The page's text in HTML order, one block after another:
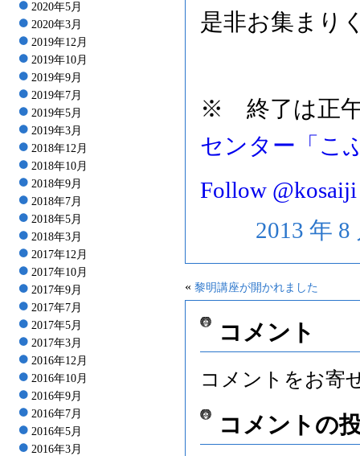
2020年5月
2020年3月
2019年12月
2019年10月
2019年9月
2019年7月
2019年5月
2019年3月
2018年12月
2018年10月
2018年9月
2018年7月
2018年5月
2018年3月
2017年12月
2017年10月
2017年9月
2017年7月
2017年5月
2017年3月
2016年12月
2016年10月
2016年9月
2016年7月
2016年5月
2016年3月
是非お集まり
※ 終了は正午
センター「こ
Follow @kosaiji
2013 年
« 黎明講座が開かれました
コメント
コメントをお寄
コメントの